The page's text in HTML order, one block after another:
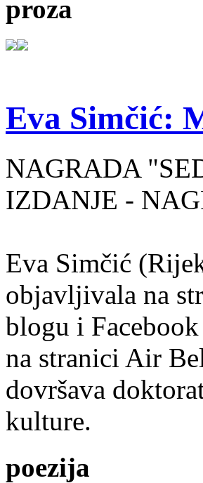
proza
Eva Simčić:
NAGRADA
IZDANJE -
Eva Simčić
objavljivala na
blogu i
na stranici Air
dovršava
kulture.
poezija